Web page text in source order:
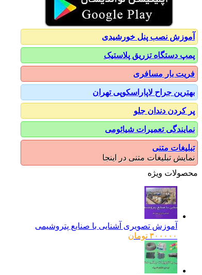
آموزش نصب پنل خورشیدی
پمپ دستگاه تزریق پلاستیک
فریت بار مسافری
بهترین جراح لاپاراسکوپی تهران
پر کردن دندان جلو
نمایندگی تعمیرات شیائومی
تبلیغات متنی
نمایش تبلیغات متنی در اینجا
محصولات ویژه
آموزش تصویری آشنایی با صنایع پتروشیمی
۳۰۰۰۰۰ تومان